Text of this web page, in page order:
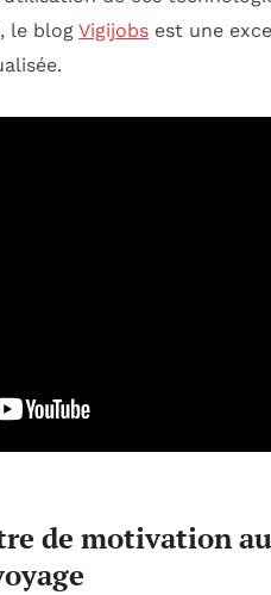
le blog Vigijobs est une
de motivation